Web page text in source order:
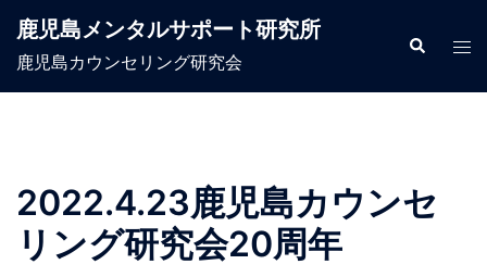
ン
鹿児島メンタルサポート研究所
鹿児島カウンセリング研究会
検
索
ト
2022.4.23鹿児島カウンセ
リング研究会20周年